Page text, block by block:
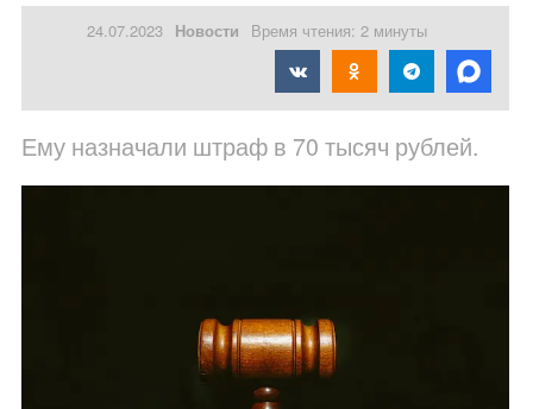
24.07.2023 Новости Время чтения: 2 минуты
Ему назначали штраф в 70 тысяч рублей.